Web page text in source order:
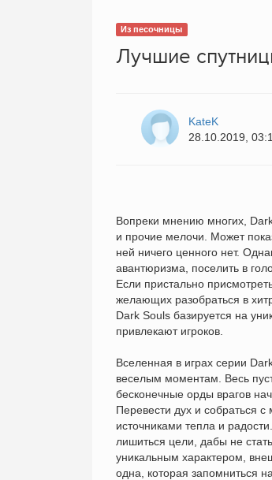
Из песочницы
Лучшие
KateK
28.10.2019,
Вопреки мнению многих,
и прочие мелочи. Может
ней ничего ценного нет.
авантюризма, поселить в
Если пристально
желающих разобраться в
Dark Souls базируется на
привлекают игроков.
Вселенная в играх серии
веселым моментам. Весь
бесконечные орды врагов
Перевести дух и собраться
источниками тепла и
лишиться цели, дабы не
уникальным характером,
одна, которая запомниться